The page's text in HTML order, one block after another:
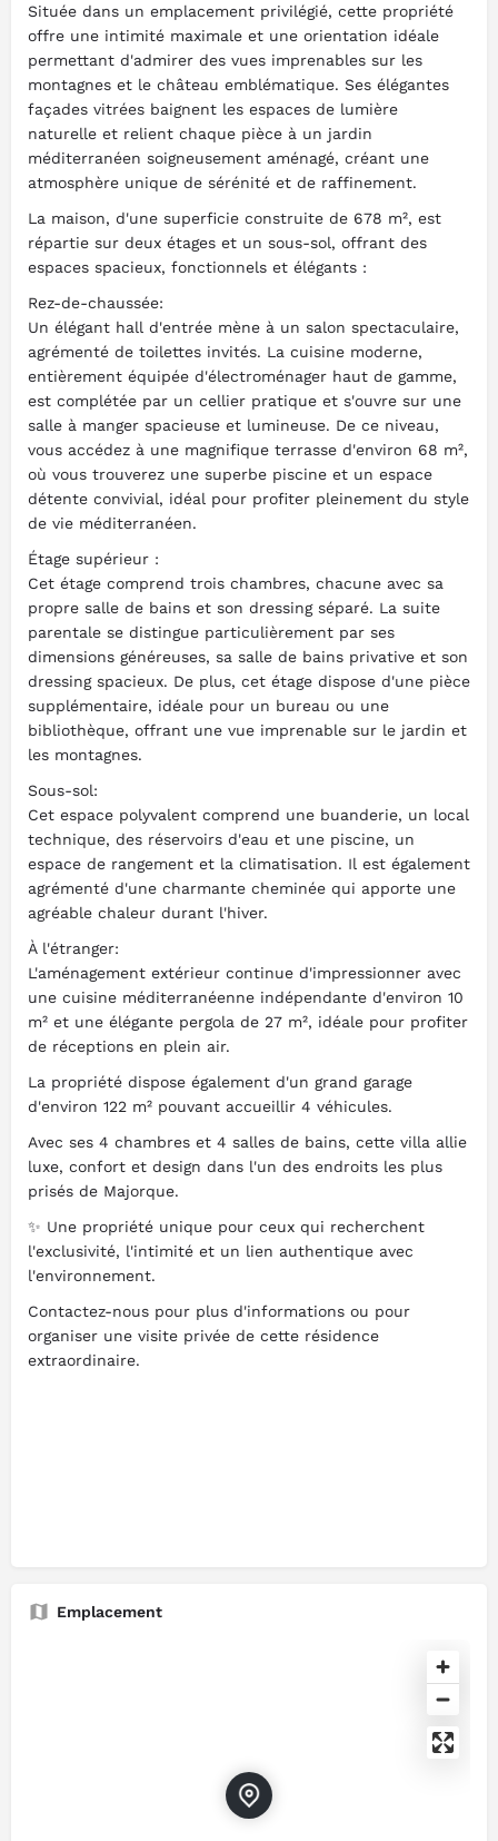
Située dans un emplacement privilégié, cette propriété
offre une intimité maximale et une orientation idéale
permettant d'admirer des vues imprenables sur les
montagnes et le château emblématique. Ses élégantes
façades vitrées baignent les espaces de lumière
naturelle et relient chaque pièce à un jardin
méditerranéen soigneusement aménagé, créant une
atmosphère unique de sérénité et de raffinement.
La maison, d'une superficie construite de 678 m², est
répartie sur deux étages et un sous-sol, offrant des
espaces spacieux, fonctionnels et élégants :
Rez-de-chaussée:
Un élégant hall d'entrée mène à un salon spectaculaire,
agrémenté de toilettes invités. La cuisine moderne,
entièrement équipée d'électroménager haut de gamme,
est complétée par un cellier pratique et s'ouvre sur une
salle à manger spacieuse et lumineuse. De ce niveau,
vous accédez à une magnifique terrasse d'environ 68 m²,
où vous trouverez une superbe piscine et un espace
détente convivial, idéal pour profiter pleinement du style
de vie méditerranéen.
Étage supérieur :
Cet étage comprend trois chambres, chacune avec sa
propre salle de bains et son dressing séparé. La suite
parentale se distingue particulièrement par ses
dimensions généreuses, sa salle de bains privative et son
dressing spacieux. De plus, cet étage dispose d'une pièce
supplémentaire, idéale pour un bureau ou une
bibliothèque, offrant une vue imprenable sur le jardin et
les montagnes.
Sous-sol:
Cet espace polyvalent comprend une buanderie, un local
technique, des réservoirs d'eau et une piscine, un
espace de rangement et la climatisation. Il est également
agrémenté d'une charmante cheminée qui apporte une
agréable chaleur durant l'hiver.
À l'étranger:
L'aménagement extérieur continue d'impressionner avec
une cuisine méditerranéenne indépendante d'environ 10
m² et une élégante pergola de 27 m², idéale pour profiter
de réceptions en plein air.
La propriété dispose également d'un grand garage
d'environ 122 m² pouvant accueillir 4 véhicules.
Avec ses 4 chambres et 4 salles de bains, cette villa allie
luxe, confort et design dans l'un des endroits les plus
prisés de Majorque.
✨ Une propriété unique pour ceux qui recherchent
l'exclusivité, l'intimité et un lien authentique avec
l'environnement.
Contactez-nous pour plus d'informations ou pour
organiser une visite privée de cette résidence
extraordinaire.
Emplacement